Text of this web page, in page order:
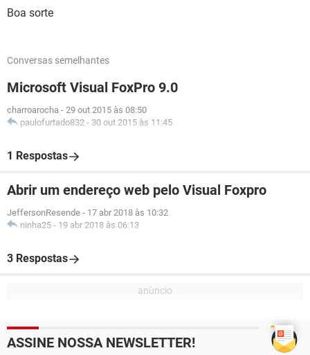
Boa sorte
Conversas semelhantes
Microsoft Visual FoxPro 9.0
charroarocha - 29 out 2015 às 08:50
paulofurtado832 - 30 out 2015 às 11:45
1 Respostas
Abrir um endereço web pelo Visual Foxpro
JeffersonResende - 17 abr 2018 às 10:32
ninha25 - 19 abr 2018 às 06:13
3 Respostas
ASSINE NOSSA NEWSLETTER!